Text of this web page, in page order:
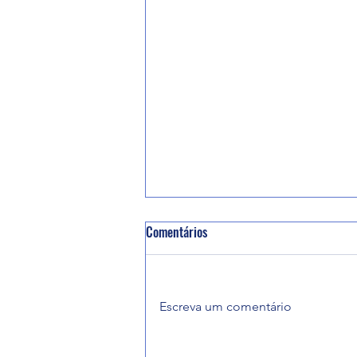
Comentários
Escreva um comentário